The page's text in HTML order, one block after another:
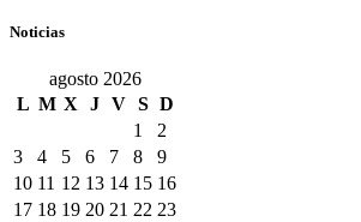
Noticias
agosto 2026
L M X J V S D
1
2
3
4 5 6 7 8
9
10 11 12 13 14 15 16
17 18 19 20 21 22 23